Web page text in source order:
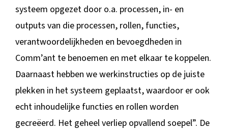
systeem opgezet door o.a. processen, in- en
outputs van die processen, rollen, functies,
verantwoordelijkheden en bevoegdheden in
Comm’ant te benoemen en met elkaar te koppelen.
Daarnaast hebben we werkinstructies op de juiste
plekken in het systeem geplaatst, waardoor er ook
echt inhoudelijke functies en rollen worden
gecreëerd. Het geheel verliep opvallend soepel”. De